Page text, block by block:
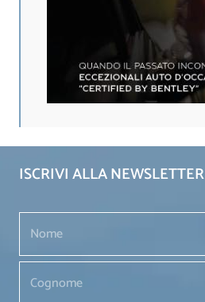
ISCRIVI ALLA NEWSLETTER